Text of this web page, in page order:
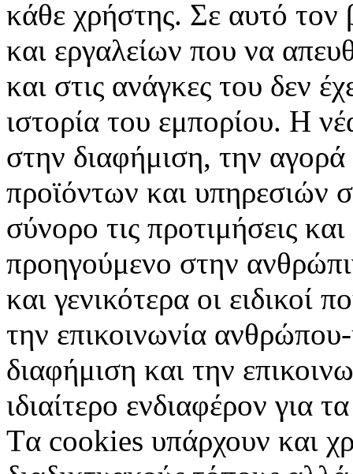
κάθε χρήστης. Σε αυτό
και εργαλείων που να
και στις ανάγκες του δεν
ιστορία του εμπορίου. Η
στην διαφήμιση, την
προϊόντων και υπηρεσιών
σύνορο τις προτιμήσεις
προηγούμενο στην
και γενικότερα οι ειδικοί
την επικοινωνία
διαφήμιση και την
ιδιαίτερο ενδιαφέρον για
Tα cookies υπάρχουν και